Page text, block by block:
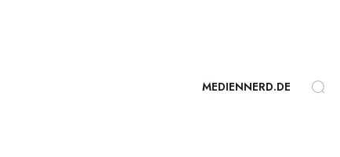
MEDIENNERD.DE